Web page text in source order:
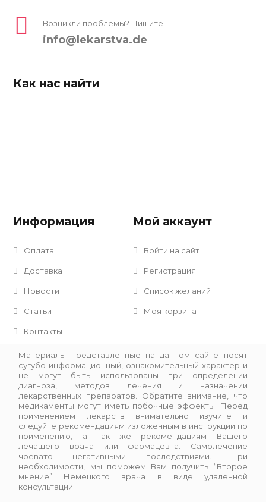
Возникли проблемы? Пишите!
info@lekarstva.de
Как нас найти
Информация
Оплата
Доставка
Новости
Статьи
Контакты
Мой аккаунт
Войти на сайт
Регистрация
Список желаний
Моя корзина
Материалы представленные на данном сайте носят
сугубо информационный, ознакомительный характер и
не могут быть использованы при определении
диагноза, методов лечения и назначении
лекарственных препаратов. Обратите внимание, что
медикаменты могут иметь побочные эффекты. Перед
применением лекарств внимательно изучите и
следуйте рекомендациям изложенным в инструкции по
применению, а так же рекомендациям Вашего
лечащего врача или фармацевта. Самолечение
чревато негативными последствиями. При
необходимости, мы поможем Вам получить “Второе
мнение” Немецкого врача в виде удаленной
консультации.